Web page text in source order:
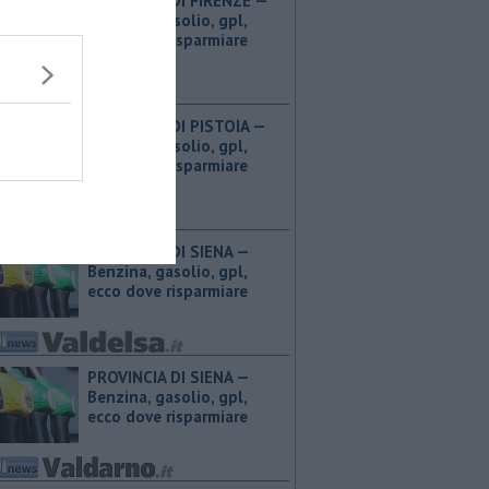
Benzina, gasolio, gpl,
ecco dove risparmiare
PROVINCIA DI PISTOIA — ​
Benzina, gasolio, gpl,
ecco dove risparmiare
PROVINCIA DI SIENA — ​
Benzina, gasolio, gpl,
ecco dove risparmiare
PROVINCIA DI SIENA — ​
Benzina, gasolio, gpl,
ecco dove risparmiare